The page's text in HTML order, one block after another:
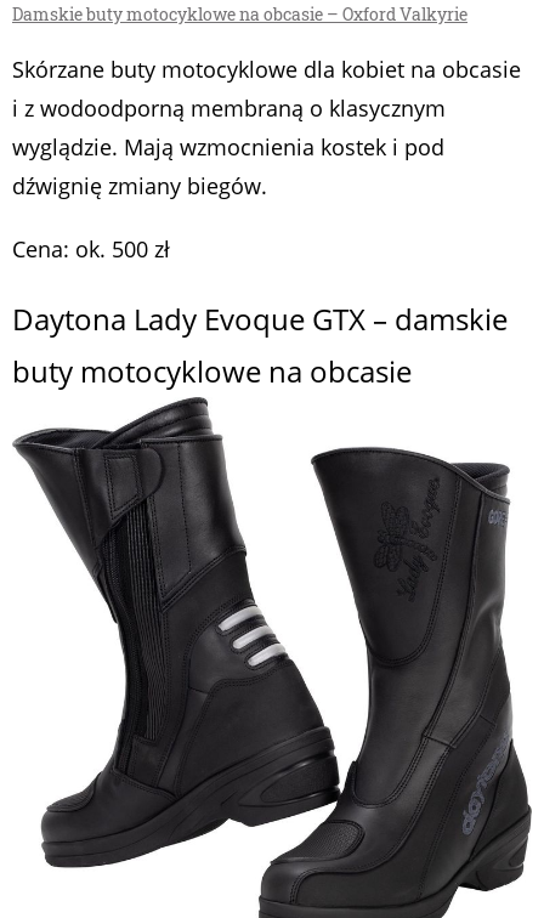
Damskie buty motocyklowe na obcasie – Oxford Valkyrie
Skórzane buty motocyklowe dla kobiet na obcasie
i z wodoodporną membraną o klasycznym
wyglądzie. Mają wzmocnienia kostek i pod
dźwignię zmiany biegów.
Cena: ok. 500 zł
Daytona Lady Evoque GTX – damskie
buty motocyklowe na obcasie